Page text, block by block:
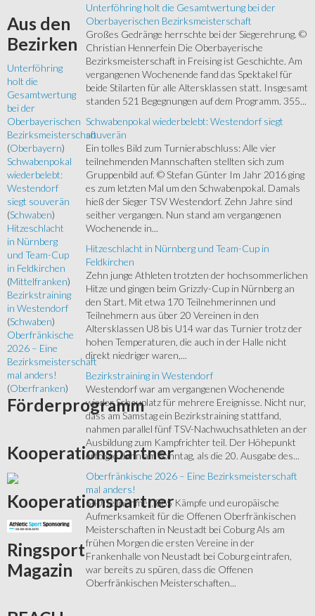
Unterföhring holt die Gesamtwertung bei der
Oberbayerischen Bezirksmeisterschaft
Großes Gedränge herrschte bei der Siegerehrung. ©
Christian Hennerfein Die Oberbayerische
Bezirksmeisterschaft in Freising ist Geschichte. Am
vergangenen Wochenende fand das Spektakel für
beide Stilarten für alle Altersklassen statt. Insgesamt
standen 521 Begegnungen auf dem Programm. 355...
Schwabenpokal wiederbelebt: Westendorf siegt
souverän
Ein tolles Bild zum Turnierabschluss: Alle vier
teilnehmenden Mannschaften stellten sich zum
Gruppenbild auf. © Stefan Günter Im Jahr 2016 ging
es zum letzten Mal um den Schwabenpokal. Damals
hieß der Sieger TSV Westendorf. Zehn Jahre sind
seither vergangen. Nun stand am vergangenen
Wochenende in...
Hitzeschlacht in Nürnberg und Team-Cup in
Feldkirchen
Zehn junge Athleten trotzten der hochsommerlichen
Hitze und gingen beim Grizzly-Cup in Nürnberg an
den Start. Mit etwa 170 Teilnehmerinnen und
Teilnehmern aus über 20 Vereinen in den
Altersklassen U8 bis U14 war das Turnier trotz der
hohen Temperaturen, die auch in der Halle nicht
direkt niedriger waren,...
Bezirkstraining in Westendorf
Westendorf war am vergangenen Wochenende
wieder Schauplatz für mehrere Ereignisse. Nicht nur,
dass am Samstag ein Bezirkstraining stattfand,
nahmen parallel fünf TSV-Nachwuchsathleten an der
Ausbildung zum Kampfrichter teil. Der Höhepunkt
erfolgte dann am Sonntag, als die 20. Ausgabe des...
Oberfränkische 2026 – Eine Bezirksmeisterschaft
mal anders!
540 Teilnehmer, 885 Kämpfe und europäische
Aufmerksamkeit für die Offenen Oberfränkischen
Meisterschaften in Neustadt bei Coburg Als am
frühen Morgen die ersten Vereine in der
Frankenhalle von Neustadt bei Coburg eintrafen,
war bereits zu spüren, dass die Offenen
Oberfränkischen Meisterschaften...
Aus den
Bezirken
Unterföhring
holt die
Gesamtwertung
bei der
Oberbayerischen
Bezirksmeisterschaft
(Oberbayern)
Schwabenpokal
wiederbelebt:
Westendorf
siegt souverän
(Schwaben)
Hitzeschlacht
in Nürnberg
und Team-Cup
in Feldkirchen
(Mittelfranken)
Bezirkstraining
in Westendorf
(Schwaben)
Oberfränkische
2026 – Eine
Bezirksmeisterschaft
mal anders!
(Oberfranken)
Förderprogramm
Kooperationspartner
Kooperationspartner
Ringsport
Magazin